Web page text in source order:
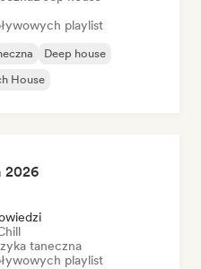
playlist
Deep house
House
2026
taneczna
playlist